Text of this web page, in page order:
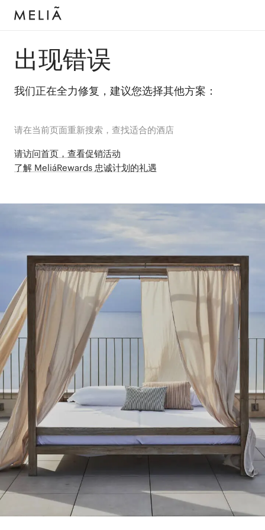
出现错误
我们正在全力修复，建议您选择其他方案：
请在当前页面重新搜索，查找适合的酒店
请访问首页，查看促销活动
了解 MeliáRewards 忠诚计划的礼遇